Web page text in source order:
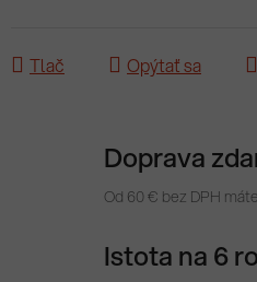
Tlač Opýtať sa
Doprava
Od 60 € bez DPH
Istota na 6